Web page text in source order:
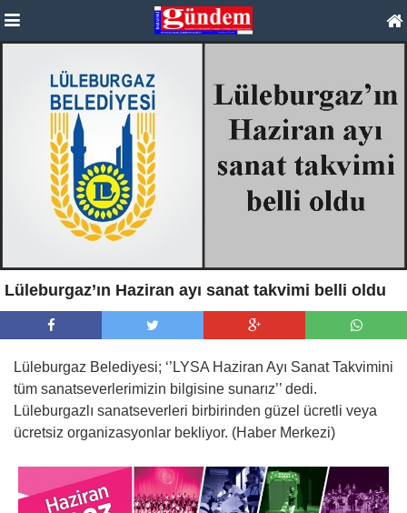
Lüleburgaz’ın Haziran ayı sanat takvimi belli oldu
Lüleburgaz Belediyesi; ‘’LYSA Haziran Ayı Sanat Takvimini
tüm sanatseverlerimizin bilgisine sunarız’’ dedi.
Lüleburgazlı sanatseverleri birbirinden güzel ücretli veya
ücretsiz organizasyonlar bekliyor. (Haber Merkezi)